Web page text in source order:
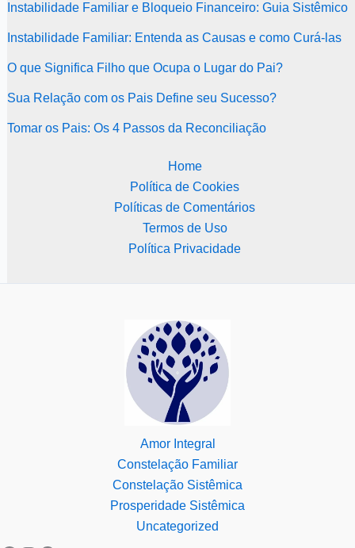
Instabilidade Familiar e Bloqueio Financeiro: Guia Sistêmico
Instabilidade Familiar: Entenda as Causas e como Curá-las
O que Significa Filho que Ocupa o Lugar do Pai?
Sua Relação com os Pais Define seu Sucesso?
Tomar os Pais: Os 4 Passos da Reconciliação
Home
Política de Cookies
Políticas de Comentários
Termos de Uso
Política Privacidade
Amor Integral
Constelação Familiar
Constelação Sistêmica
Prosperidade Sistêmica
Uncategorized